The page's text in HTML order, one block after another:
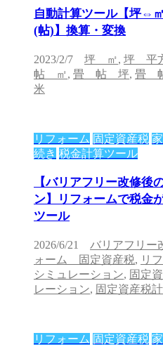
自動計算ツール【坪⇔
(帖)】換算・変換
2023/2/7 坪 ㎡, 坪 平
帖 ㎡, 畳 帖 坪, 畳
米
リフォーム 固定資産税
続き 税金計算ツール
【バリアフリー改修後
ン】リフォームで税金
ツール
2026/6/21 バリアフリ
ォーム 固定資産税, リ
シミュレーション, 固定
レーション, 固定資産税
リフォーム 固定資産税